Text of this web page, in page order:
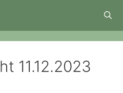
11.12.2023